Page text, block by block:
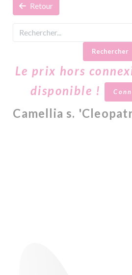
Retour
Rechercher
Le prix hors
disponible !
Camellia s.